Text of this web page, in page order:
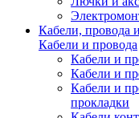
Кабели, провода
Кабели и провода
Кабели и
Кабели и
Кабели и
прокладки